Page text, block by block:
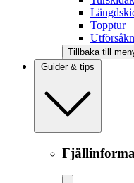
Topptur
Tillbaka till
Guider & tips